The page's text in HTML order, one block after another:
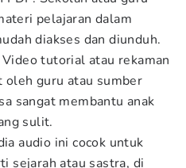
pelajaran dalam
diakses dan diunduh.
tutorial atau rekaman
oleh guru atau sumber
sangat membantu anak
sulit.
audio ini cocok untuk
sejarah atau sastra, di